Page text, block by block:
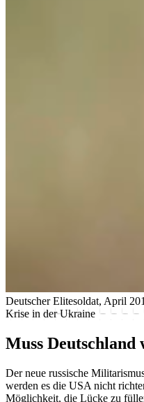
Deutscher Elitesoldat, April
Krise in der Ukraine
Muss Deutschland
Der neue russische
werden es die USA nicht
Möglichkeit, die Lücke zu